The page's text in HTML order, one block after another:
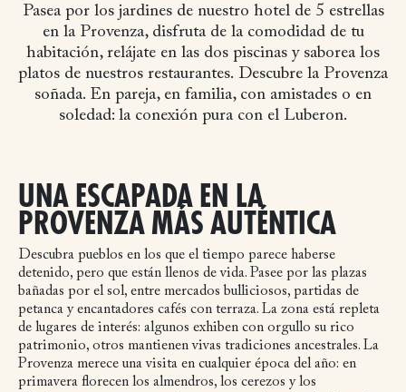
Pasea por los jardines de nuestro hotel de 5 estrellas
en la Provenza, disfruta de la comodidad de tu
habitación, relájate en las dos piscinas y saborea los
platos de nuestros restaurantes. Descubre la Provenza
soñada. En pareja, en familia, con amistades o en
soledad: la conexión pura con el Luberon.
UNA ESCAPADA EN LA
PROVENZA MÁS AUTÉNTICA
Descubra pueblos en los que el tiempo parece haberse
detenido, pero que están llenos de vida. Pasee por las plazas
bañadas por el sol, entre mercados bulliciosos, partidas de
petanca y encantadores cafés con terraza. La zona está repleta
de lugares de interés: algunos exhiben con orgullo su rico
patrimonio, otros mantienen vivas tradiciones ancestrales. La
Provenza merece una visita en cualquier época del año: en
primavera florecen los almendros, los cerezos y los